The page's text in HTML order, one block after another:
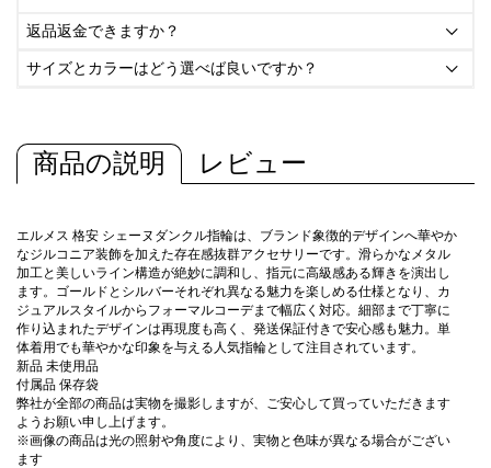
返品返金できますか？ 
サイズとカラーはどう選べば良いですか？ 
商品の説明 レビュー
エルメス 格安 シェーヌダンクル指輪は、ブランド象徴的デザインへ華やか
なジルコニア装飾を加えた存在感抜群アクセサリーです。滑らかなメタル
加工と美しいライン構造が絶妙に調和し、指元に高級感ある輝きを演出し
ます。ゴールドとシルバーそれぞれ異なる魅力を楽しめる仕様となり、カ
ジュアルスタイルからフォーマルコーデまで幅広く対応。細部まで丁寧に
作り込まれたデザインは再現度も高く、発送保証付きで安心感も魅力。単
体着用でも華やかな印象を与える人気指輪として注目されています。
新品 未使用品
付属品 保存袋
弊社が全部の商品は実物を撮影しますが、ご安心して買っていただきます
ようお願い申し上げます。
※画像の商品は光の照射や角度により、実物と色味が異なる場合がござい
ます